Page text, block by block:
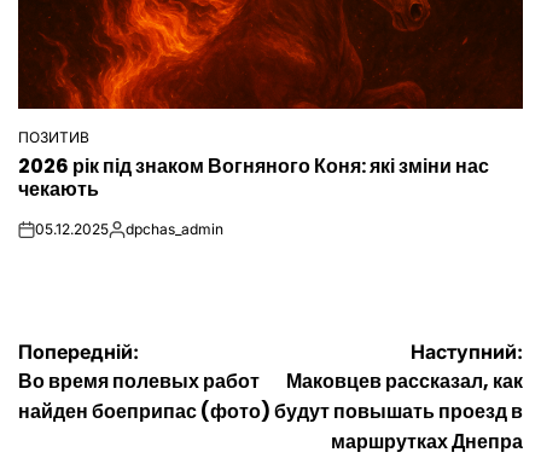
ОПУБЛІКУВАТИ
У
ПОЗИТИВ
2026 рік під знаком Вогняного Коня: які зміни нас
чекають
on05.12.2025Опубліковано
dpchas_admin
Навігація
записів
Попередній:
Во время полевых работ
найден боеприпас (фото)
Наступний:
Маковцев рассказал, как
будут повышать проезд в
маршрутках Днепра